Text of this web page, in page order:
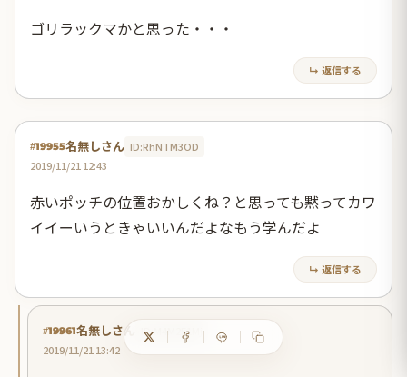
ゴリラックマかと思った・・・
↳ 返信する
#19955名無しさん ID:RhNTM3OD
2019/11/21 12:43
赤いポッチの位置おかしくね？と思っても黙ってカワ
イイーいうときゃいいんだよなもう学んだよ
↳ 返信する
#19961名無しさん
ID:M4M2E1Mj
2019/11/21 13:42